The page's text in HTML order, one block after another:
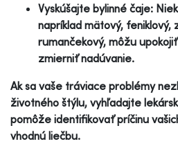
Vyskúšajte bylinné čaje:
napríklad mätový, feniklový,
rumančekový, môžu
zmierniť nadúvanie.
Ak sa vaše tráviace problémy
životného štýlu, vyhľadajte
pomôže identifikovať príčinu
vhodnú liečbu.